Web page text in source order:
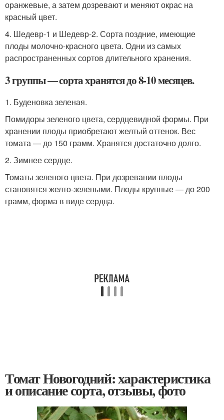
оранжевые, а затем дозревают и меняют окрас на
красный цвет.
4. Шедевр-1 и Шедевр-2. Сорта поздние, имеющие
плоды молочно-красного цвета. Одни из самых
распространенных сортов длительного хранения.
3 группы — сорта хранятся до 8-10 месяцев.
1. Буденовка зеленая.
Помидоры зеленого цвета, сердцевидной формы. При
хранении плоды приобретают желтый оттенок. Вес
томата — до 150 грамм. Хранятся достаточно долго.
2. Зимнее сердце.
Томаты зеленого цвета. При дозревании плоды
становятся желто-зелеными. Плоды крупные — до 200
грамм, форма в виде сердца.
Томат Новогодний: характеристика
и описание сорта, отзывы, фото